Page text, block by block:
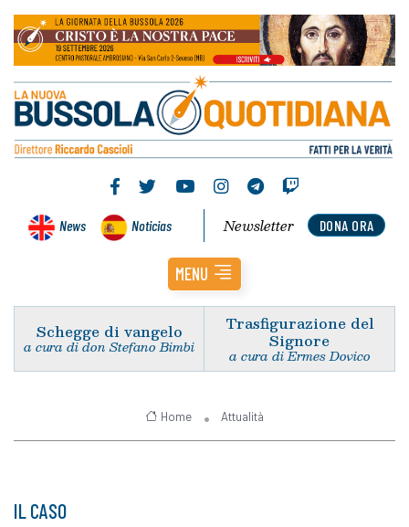
News Noticias DONA ORA
Newsletter
MENU
Schegge di vangelo
a cura di don Stefano Bimbi
Trasfigurazione del
Signore
a cura di Ermes Dovico
Home Attualità
IL CASO